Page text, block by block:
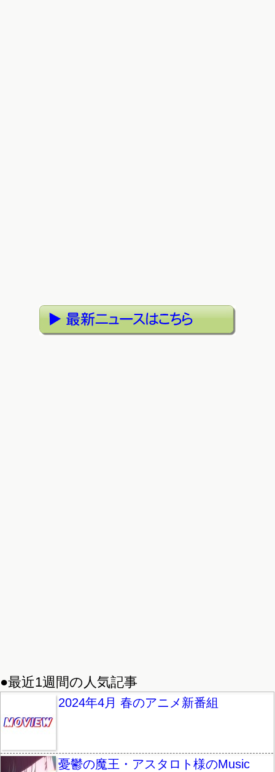
●最近1週間の人気記事
2024年4月 春のアニメ新番組
憂鬱の魔王・アスタロト様のMusic